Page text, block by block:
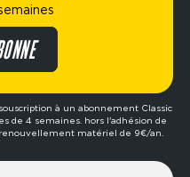
de l’année,
flexibles
: abonnement dès
ou sans engagement,
passer à l’action ?
dans le club de
à un abonnement Classic
de 4 semaines. hors l'adhésion de
matériel de 9€/an.